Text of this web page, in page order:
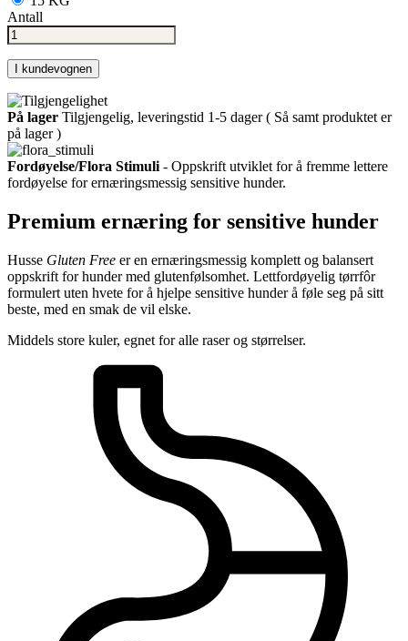
Antall
I kundevognen
På lager Tilgjengelig, leveringstid 1-5 dager ( Så samt produktet er
på lager )
Fordøyelse/Flora Stimuli - Oppskrift utviklet for å fremme lettere
fordøyelse for ernæringsmessig sensitive hunder.
Premium ernæring for sensitive hunder
Husse Gluten Free er en ernæringsmessig komplett og balansert
oppskrift for hunder med glutenfølsomhet. Lettfordøyelig tørrfôr
formulert uten hvete for å hjelpe sensitive hunder å føle seg på sitt
beste, med en smak de vil elske.
Middels store kuler, egnet for alle raser og størrelser.